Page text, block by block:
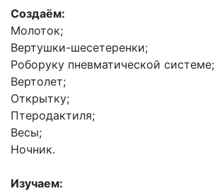
Создаём:
Молоток;
Вертушки-шесетеренки;
Роборуку пневматической системе;
Вертолет;
Открытку;
Птеродактиля;
Весы;
Ночник.
Изучаем: